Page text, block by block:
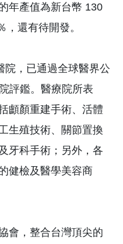
年產值為新台幣 130
還有待開發。
院，已通過全球醫界公
評鑑。醫療院所表
顱顏重建手術、活體
生殖技術、關節置換
牙科手術；另外，各
健檢及醫學美容商
會，整合台灣頂尖的